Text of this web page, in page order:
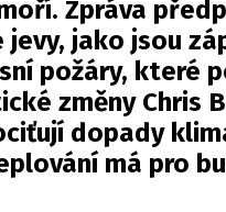
Zpráva
jako jsou
požáry, které
změny Chris
dopady
má pro